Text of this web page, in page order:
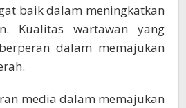
baik dalam meningkatkan
Kualitas wartawan yang
dalam memajukan
media dalam memajukan